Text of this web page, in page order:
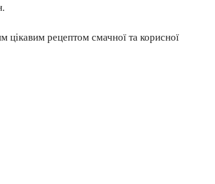
цікавим рецептом смачної та корисної